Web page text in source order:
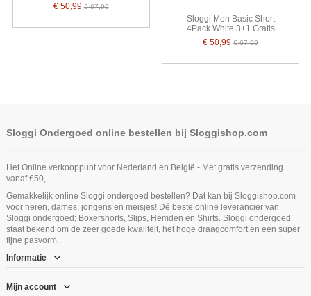
€ 50,99€ 67,99
Sloggi Men Basic Short
4Pack White 3+1 Gratis
€ 50,99€ 67,99
Sloggi Ondergoed online bestellen bij Sloggishop.com
Het Online verkooppunt voor Nederland en België - Met gratis verzending
vanaf €50,-
Gemakkelijk online Sloggi ondergoed bestellen? Dat kan bij Sloggishop.com
voor heren, dames, jongens en meisjes! Dé beste online leverancier van
Sloggi ondergoed; Boxershorts, Slips, Hemden en Shirts. Sloggi ondergoed
staat bekend om de zeer goede kwaliteit, het hoge draagcomfort en een super
fijne pasvorm.
Informatie
Mijn account